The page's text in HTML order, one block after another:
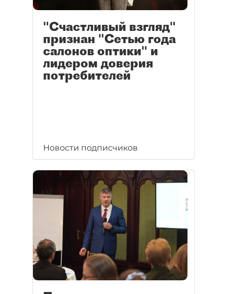
"Счастливый взгляд"
признан "Сетью года
салонов оптики" и
лидером доверия
потребителей
Новости подписчиков